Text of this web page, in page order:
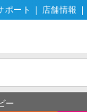
ポート 店舗情報
ー